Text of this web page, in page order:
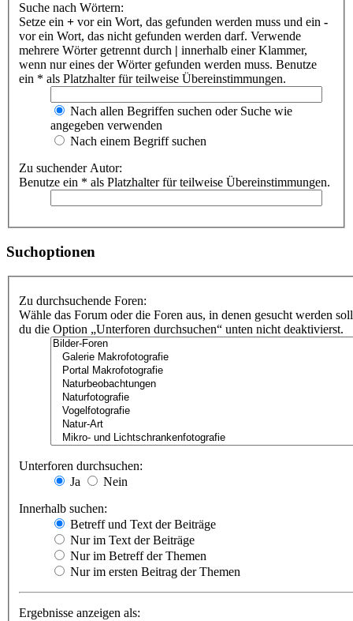
Suche nach Wörtern:
Setze ein + vor ein Wort, das gefunden werden muss und ein -
vor ein Wort, das nicht gefunden werden darf. Verwende
mehrere Wörter getrennt durch | innerhalb einer Klammer,
wenn nur eines der Wörter gefunden werden muss. Benutze
ein * als Platzhalter für teilweise Übereinstimmungen.
Nach allen Begriffen suchen oder Suche wie
angegeben verwenden
Nach einem Begriff suchen
Zu suchender Autor:
Benutze ein * als Platzhalter für teilweise Übereinstimmungen.
Suchoptionen
Zu durchsuchende Foren:
Wähle das Forum oder die Foren aus, in denen gesucht werden
du die Option „Unterforen durchsuchen“ unten nicht deaktivierst.
Unterforen durchsuchen:
Ja
Nein
Innerhalb suchen:
Betreff und Text der Beiträge
Nur im Text der Beiträge
Nur im Betreff der Themen
Nur im ersten Beitrag der Themen
Ergebnisse anzeigen als: